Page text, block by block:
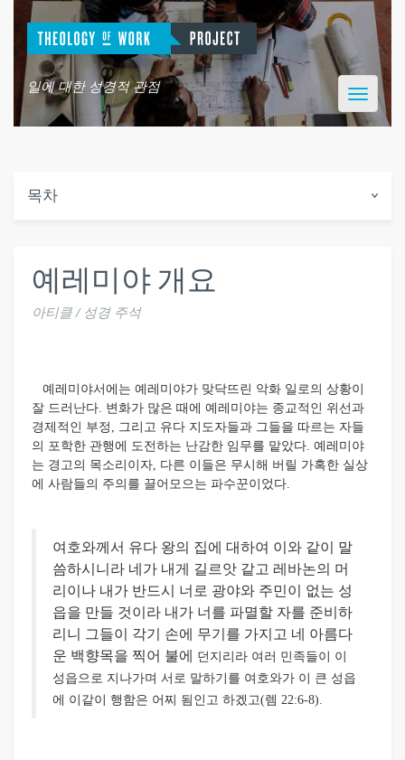
일에 대한 성경적 관점
Toggle
목차
예레미야 개요
아티클 / 성경 주석
예레미야서에는 예레미야가 맞닥뜨린 악화 일로의 상황이
잘 드러난다. 변화가 많은 때에 예레미야는 종교적인 위선과
경제적인 부정, 그리고 유다 지도자들과 그들을 따르는 자들
의 포학한 관행에 도전하는 난감한 임무를 맡았다. 예레미야
는 경고의 목소리이자, 다른 이들은 무시해 버릴 가혹한 실상
에 사람들의 주의를 끌어모으는 파수꾼이었다.
여호와께서 유다 왕의 집에 대하여 이와 같이 말
씀하시니라 네가 내게 길르앗 같고 레바논의 머
리이나 내가 반드시 너로 광야와 주민이 없는 성
읍을 만들 것이라 내가 너를 파멸할 자를 준비하
리니 그들이 각기 손에 무기를 가지고 네 아름다
운 백향목을 찍어 불에
던지리라 여러 민족들이 이
성읍으로 지나가며 서로 말하기를 여호와가 이 큰 성읍
에 이같이 행함은 어찌 됨인고 하겠고(렘 22:6-8).